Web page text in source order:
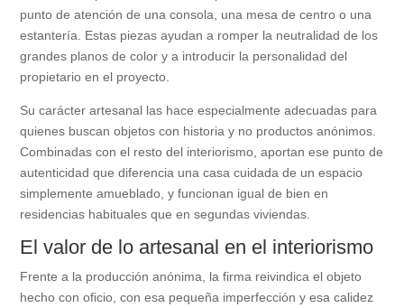
punto de atención de una consola, una mesa de centro o una
estantería. Estas piezas ayudan a romper la neutralidad de los
grandes planos de color y a introducir la personalidad del
propietario en el proyecto.
Su carácter artesanal las hace especialmente adecuadas para
quienes buscan objetos con historia y no productos anónimos.
Combinadas con el resto del interiorismo, aportan ese punto de
autenticidad que diferencia una casa cuidada de un espacio
simplemente amueblado, y funcionan igual de bien en
residencias habituales que en segundas viviendas.
El valor de lo artesanal en el interiorismo
Frente a la producción anónima, la firma reivindica el objeto
hecho con oficio, con esa pequeña imperfección y esa calidez